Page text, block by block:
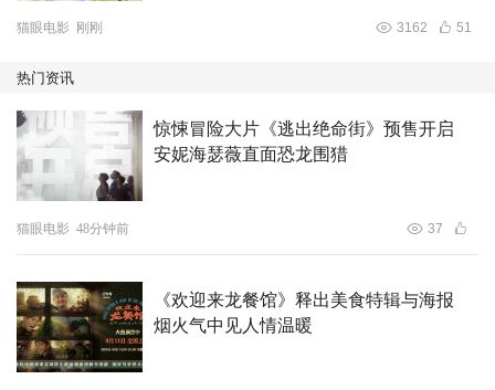
北京分公司、北京大麦娱乐文化有限公司出品，无数我们文
化传媒（成都）有限公司倾力制作。
猫眼电影 刚刚 3162 51
热门资讯
惊悚冒险大片《逃出绝命街》预售开启
安妮海瑟薇直面恐龙围猎
猫眼电影 48分钟前 37
《欢迎来龙餐馆》释出美食特辑与海报
烟火气中见人情温暖